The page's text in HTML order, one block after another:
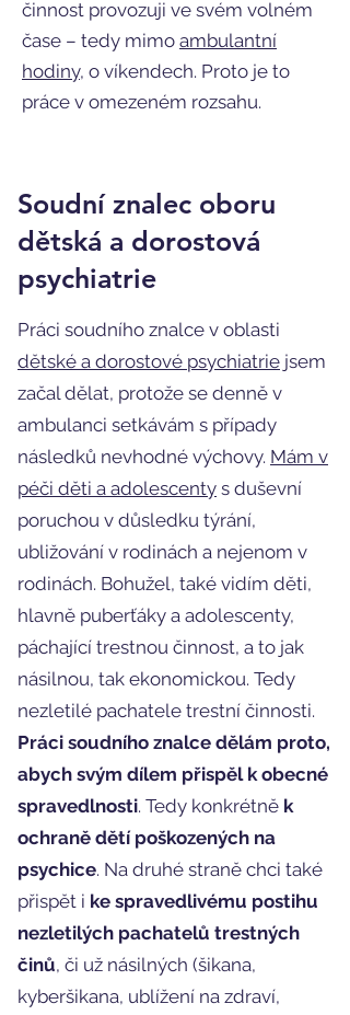
činnost provozuji ve svém volném
čase – tedy mimo ambulantní
hodiny, o víkendech. Proto je to
práce v omezeném rozsahu.
Soudní znalec oboru
dětská a dorostová
psychiatrie
Práci soudního znalce v oblasti
dětské a dorostové psychiatrie jsem
začal dělat, protože se denně v
ambulanci setkávám s případy
následků nevhodné výchovy. Mám v
péči děti a adolescenty s duševní
poruchou v důsledku týrání,
ubližování v rodinách a nejenom v
rodinách. Bohužel, také vidím děti,
hlavně puberťáky a adolescenty,
páchající trestnou činnost, a to jak
násilnou, tak ekonomickou. Tedy
nezletilé pachatele trestní činnosti.
Práci soudního znalce dělám proto,
abych svým dílem přispěl k obecné
spravedlnosti. Tedy konkrétně k
ochraně dětí poškozených na
psychice. Na druhé straně chci také
přispět i ke spravedlivému postihu
nezletilých pachatelů trestných
činů, či už násilných (šikana,
kyberšikana, ublížení na zdraví,